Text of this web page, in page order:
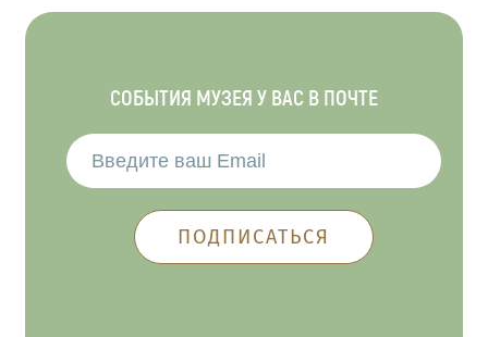
СОБЫТИЯ МУЗЕЯ У ВАС В ПОЧТЕ